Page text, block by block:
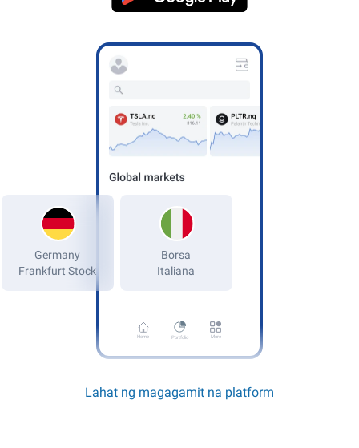
Home Portfolio More
Germany
Frankfurt Stock
Lahat ng magagamit na platform